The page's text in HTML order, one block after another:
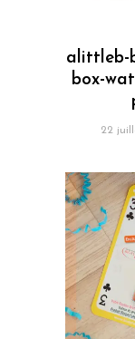
alittleb-
box-
22